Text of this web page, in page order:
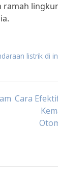
ramah
listrik di
Cara